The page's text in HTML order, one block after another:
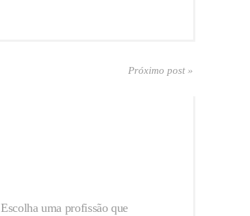
Próximo post »
Escolha uma profissão que